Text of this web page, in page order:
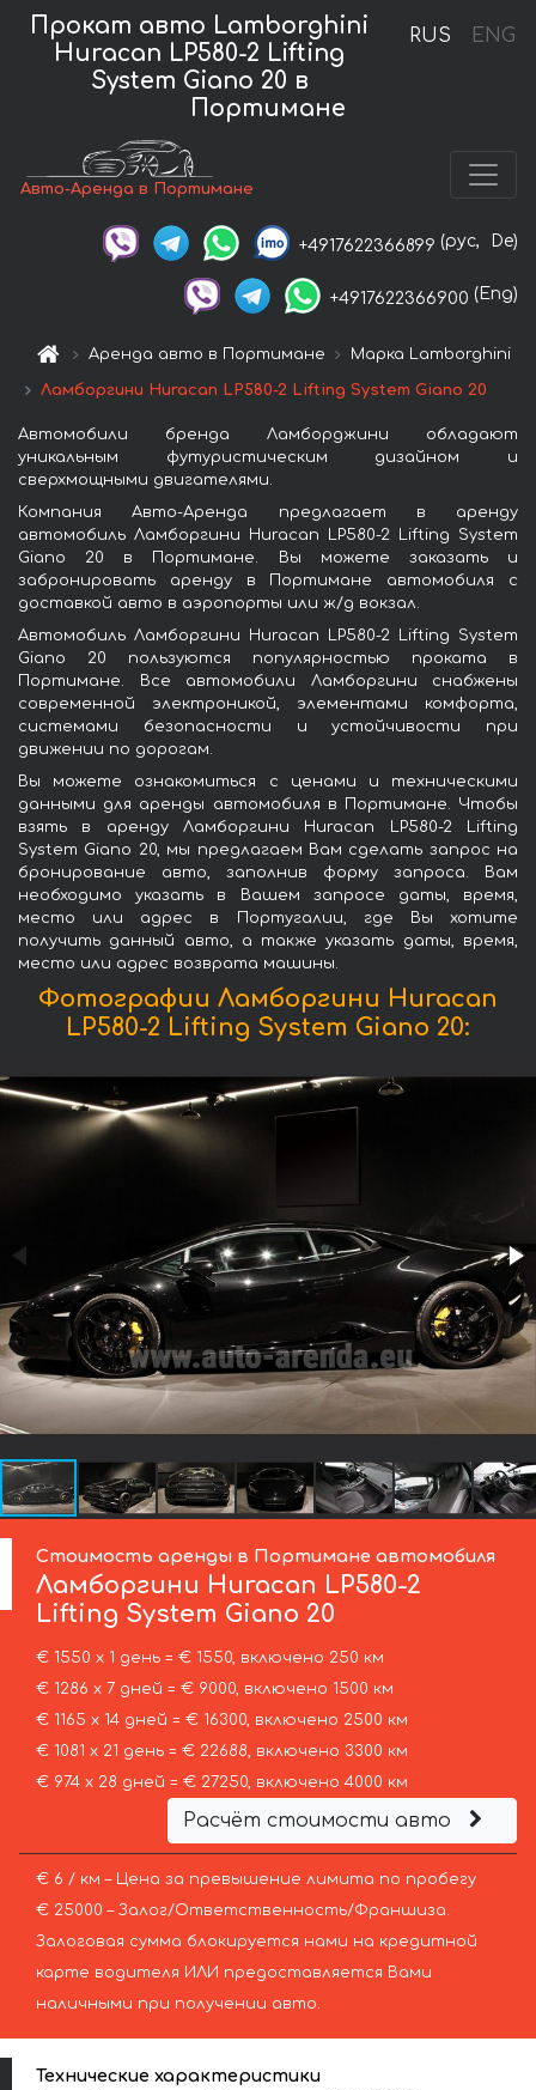
RUS ENG
Прокат авто Lamborghini
Huracan LP580-2 Lifting
System Giano 20 в
Портимане
Авто-Аренда в Портимане
+4917622366899 (рус, De)
+4917622366900 (Eng)
Аренда авто в Портимане Марка Lamborghini
Ламборгини Huracan LP580-2 Lifting System Giano 20
Автомобили бренда Ламборджини обладают
уникальным футуристическим дизайном и
сверхмощными двигателями.
Компания Авто-Аренда предлагает в аренду
автомобиль Ламборгини Huracan LP580-2 Lifting System
Giano 20 в Портимане. Вы можете заказать и
забронировать аренду в Портимане автомобиля с
доставкой авто в аэропорты или ж/д вокзал.
Автомобиль Ламборгини Huracan LP580-2 Lifting System
Giano 20 пользуются популярностью проката в
Портимане. Все автомобили Ламборгини снабжены
современной электроникой, элементами комфорта,
системами безопасности и устойчивости при
движении по дорогам.
Вы можете ознакомиться с ценами и техническими
данными для аренды автомобиля в Портимане. Чтобы
взять в аренду Ламборгини Huracan LP580-2 Lifting
System Giano 20, мы предлагаем Вам сделать запрос на
бронирование авто, заполнив форму запроса. Вам
необходимо указать в Вашем запросе даты, время,
место или адрес в Португалии, где Вы хотите
получить данный авто, а также указать даты, время,
место или адрес возврата машины.
Фотографии Ламборгини Huracan
LP580-2 Lifting System Giano 20:
Стоимость аренды в Портимане автомобиля
Ламборгини Huracan LP580-2
Lifting System Giano 20
€ 1550 х 1 день = € 1550, включено 250 км
€ 1286 х 7 дней = € 9000, включено 1500 км
€ 1165 х 14 дней = € 16300, включено 2500 км
€ 1081 х 21 день = € 22688, включено 3300 км
€ 974 х 28 дней = € 27250, включено 4000 км
Расчёт стоимости авто
€ 6 / км – Цена за превышение лимита по пробегу
€ 25000 – Залог/Ответственность/Франшиза.
Залоговая сумма блокируется нами на кредитной
карте водителя ИЛИ предоставляется Вами
наличными при получении авто.
Технические характеристики